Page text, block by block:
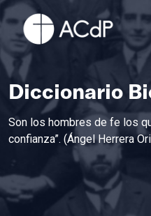
Diccionario
Son los hombres de fe los
confianza”. (Ángel Herrera